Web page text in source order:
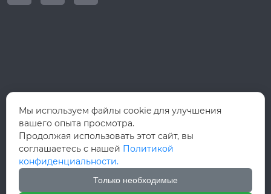
Мы используем файлы cookie для улучшения
вашего опыта просмотра.
Продолжая использовать этот сайт, вы
соглашаетесь с нашей Политикой
конфиденциальности.
Только необходимые